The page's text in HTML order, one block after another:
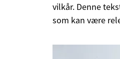
vilkår. Denne
som kan være